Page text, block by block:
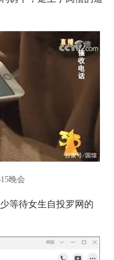
晚会
等待女生自投罗网的